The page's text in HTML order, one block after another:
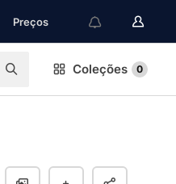
Preços
Coleções 0